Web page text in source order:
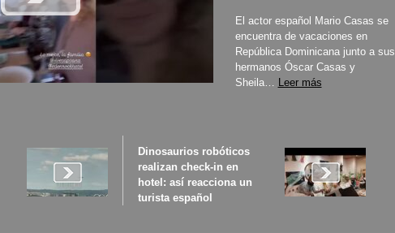
El actor español Mario Casas se
encuentra de vacaciones en
República Dominicana junto a sus
hermanos Óscar Casas y
Sheila… Leer más
Dinosaurios robóticos
realizan check-in en
hotel: así reacciona un
turista español